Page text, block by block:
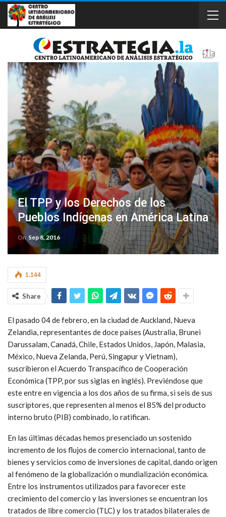
El TPP y los Derechos de los
Pueblos Indígenas en América Latina
On Sep 8, 2016
1.144
Share
El pasado 04 de febrero, en la ciudad de Auckland, Nueva
Zelandia, representantes de doce países (Australia, Brunei
Darussalam, Canadá, Chile, Estados Unidos, Japón, Malasia,
México, Nueva Zelanda, Perú, Singapur y Vietnam),
suscribieron el Acuerdo Transpacífico de Cooperación
Económica (TPP, por sus siglas en inglés). Previéndose que
este entre en vigencia a los dos años de su firma, si seis de sus
suscriptores, que representen al menos el 85% del producto
interno bruto (PIB) combinado, lo ratifican.
En las últimas décadas hemos presenciado un sostenido
incremento de los flujos de comercio internacional, tanto de
bienes y servicios como de inversiones de capital, dando origen
al fenómeno de la globalización o mundialización económica.
Entre los instrumentos utilizados para favorecer este
crecimiento del comercio y las inversiones se encuentran los
tratados de libre comercio (TLC) y los tratados bilaterales de